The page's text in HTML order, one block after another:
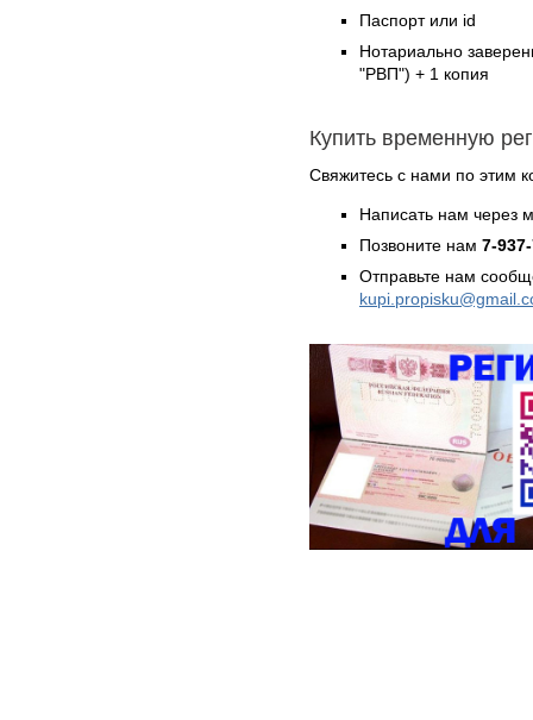
Паспорт или id
Нотариально
"РВП") + 1 копия
Купить временную
Свяжитесь с нами по этим
Написать нам через
Позвоните нам 7-
Отправьте нам